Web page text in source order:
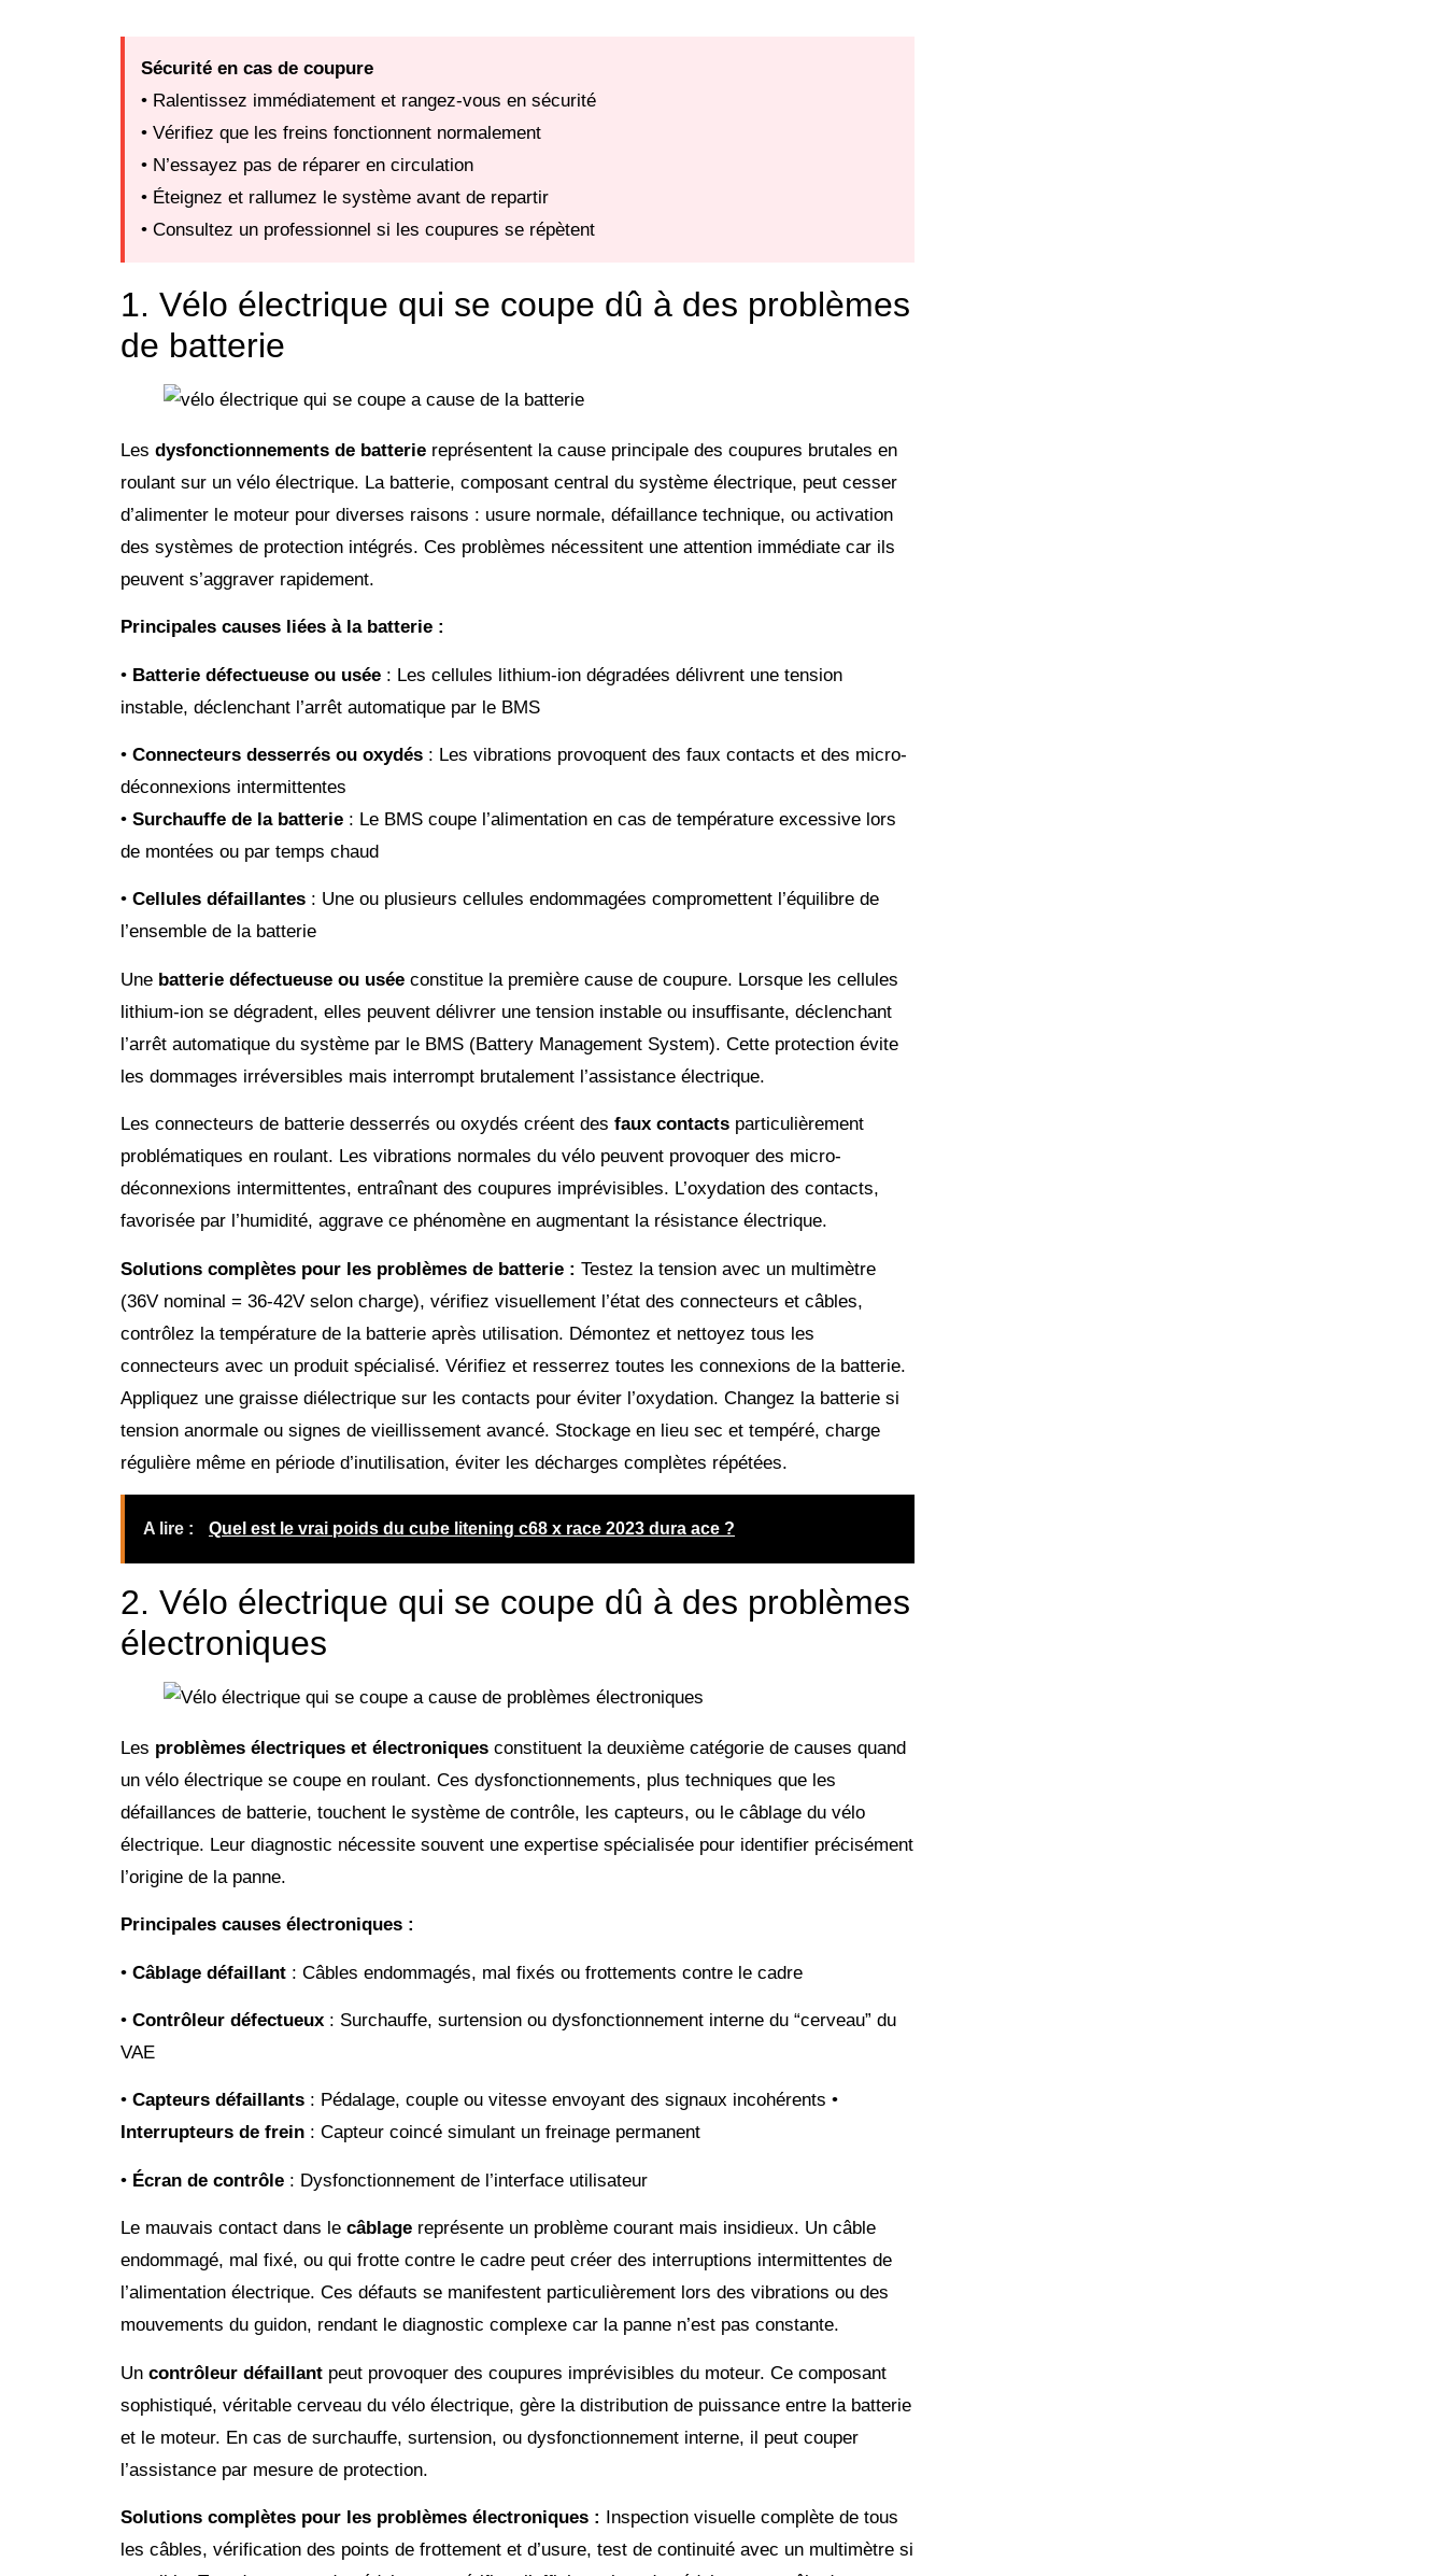
Sécurité en cas de coupure
• Ralentissez immédiatement et rangez-vous en sécurité
• Vérifiez que les freins fonctionnent normalement
• N’essayez pas de réparer en circulation
• Éteignez et rallumez le système avant de repartir
• Consultez un professionnel si les coupures se répètent
1. Vélo électrique qui se coupe dû à des problèmes
de batterie
Les dysfonctionnements de batterie représentent la cause principale des coupures brutales en
roulant sur un vélo électrique. La batterie, composant central du système électrique, peut cesser
d’alimenter le moteur pour diverses raisons : usure normale, défaillance technique, ou activation
des systèmes de protection intégrés. Ces problèmes nécessitent une attention immédiate car ils
peuvent s’aggraver rapidement.
Principales causes liées à la batterie :
• Batterie défectueuse ou usée : Les cellules lithium-ion dégradées délivrent une tension
instable, déclenchant l’arrêt automatique par le BMS
• Connecteurs desserrés ou oxydés : Les vibrations provoquent des faux contacts et des micro-
déconnexions intermittentes
• Surchauffe de la batterie : Le BMS coupe l’alimentation en cas de température excessive lors
de montées ou par temps chaud
• Cellules défaillantes : Une ou plusieurs cellules endommagées compromettent l’équilibre de
l’ensemble de la batterie
Une batterie défectueuse ou usée constitue la première cause de coupure. Lorsque les cellules
lithium-ion se dégradent, elles peuvent délivrer une tension instable ou insuffisante, déclenchant
l’arrêt automatique du système par le BMS (Battery Management System). Cette protection évite
les dommages irréversibles mais interrompt brutalement l’assistance électrique.
Les connecteurs de batterie desserrés ou oxydés créent des faux contacts particulièrement
problématiques en roulant. Les vibrations normales du vélo peuvent provoquer des micro-
déconnexions intermittentes, entraînant des coupures imprévisibles. L’oxydation des contacts,
favorisée par l’humidité, aggrave ce phénomène en augmentant la résistance électrique.
Solutions complètes pour les problèmes de batterie : Testez la tension avec un multimètre
(36V nominal = 36-42V selon charge), vérifiez visuellement l’état des connecteurs et câbles,
contrôlez la température de la batterie après utilisation. Démontez et nettoyez tous les
connecteurs avec un produit spécialisé. Vérifiez et resserrez toutes les connexions de la batterie.
Appliquez une graisse diélectrique sur les contacts pour éviter l’oxydation. Changez la batterie si
tension anormale ou signes de vieillissement avancé. Stockage en lieu sec et tempéré, charge
régulière même en période d’inutilisation, éviter les décharges complètes répétées.
A lire : Quel est le vrai poids du cube litening c68 x race 2023 dura ace ?
2. Vélo électrique qui se coupe dû à des problèmes
électroniques
Les problèmes électriques et électroniques constituent la deuxième catégorie de causes quand
un vélo électrique se coupe en roulant. Ces dysfonctionnements, plus techniques que les
défaillances de batterie, touchent le système de contrôle, les capteurs, ou le câblage du vélo
électrique. Leur diagnostic nécessite souvent une expertise spécialisée pour identifier précisément
l’origine de la panne.
Principales causes électroniques :
• Câblage défaillant : Câbles endommagés, mal fixés ou frottements contre le cadre
• Contrôleur défectueux : Surchauffe, surtension ou dysfonctionnement interne du “cerveau” du
VAE
• Capteurs défaillants : Pédalage, couple ou vitesse envoyant des signaux incohérents •
Interrupteurs de frein : Capteur coincé simulant un freinage permanent
• Écran de contrôle : Dysfonctionnement de l’interface utilisateur
Le mauvais contact dans le câblage représente un problème courant mais insidieux. Un câble
endommagé, mal fixé, ou qui frotte contre le cadre peut créer des interruptions intermittentes de
l’alimentation électrique. Ces défauts se manifestent particulièrement lors des vibrations ou des
mouvements du guidon, rendant le diagnostic complexe car la panne n’est pas constante.
Un contrôleur défaillant peut provoquer des coupures imprévisibles du moteur. Ce composant
sophistiqué, véritable cerveau du vélo électrique, gère la distribution de puissance entre la batterie
et le moteur. En cas de surchauffe, surtension, ou dysfonctionnement interne, il peut couper
l’assistance par mesure de protection.
Solutions complètes pour les problèmes électroniques : Inspection visuelle complète de tous
les câbles, vérification des points de frottement et d’usure, test de continuité avec un multimètre si